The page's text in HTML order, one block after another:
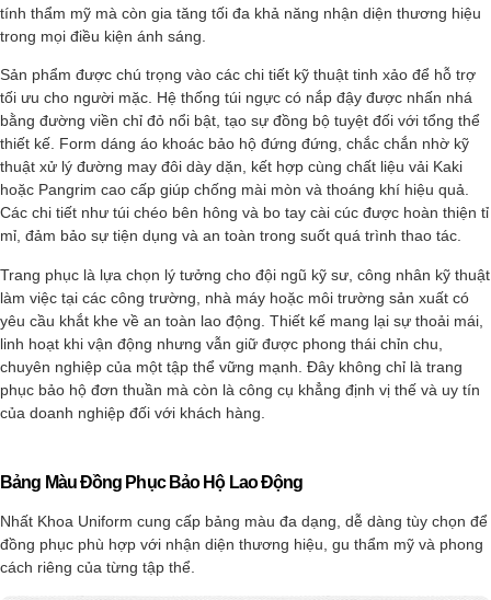
tính thẩm mỹ mà còn gia tăng tối đa khả năng nhận diện thương hiệu
trong mọi điều kiện ánh sáng.
Sản phẩm được chú trọng vào các chi tiết kỹ thuật tinh xảo để hỗ trợ
tối ưu cho người mặc. Hệ thống túi ngực có nắp đậy được nhấn nhá
bằng đường viền chỉ đỏ nổi bật, tạo sự đồng bộ tuyệt đối với tổng thể
thiết kế. Form dáng áo khoác bảo hộ đứng đứng, chắc chắn nhờ kỹ
thuật xử lý đường may đôi dày dặn, kết hợp cùng chất liệu vải Kaki
hoặc Pangrim cao cấp giúp chống mài mòn và thoáng khí hiệu quả.
Các chi tiết như túi chéo bên hông và bo tay cài cúc được hoàn thiện tỉ
mỉ, đảm bảo sự tiện dụng và an toàn trong suốt quá trình thao tác.
Trang phục là lựa chọn lý tưởng cho đội ngũ kỹ sư, công nhân kỹ thuật
làm việc tại các công trường, nhà máy hoặc môi trường sản xuất có
yêu cầu khắt khe về an toàn lao động. Thiết kế mang lại sự thoải mái,
linh hoạt khi vận động nhưng vẫn giữ được phong thái chỉn chu,
chuyên nghiệp của một tập thể vững mạnh. Đây không chỉ là trang
phục bảo hộ đơn thuần mà còn là công cụ khẳng định vị thế và uy tín
của doanh nghiệp đối với khách hàng.
Bảng Màu Đồng Phục Bảo Hộ Lao Động
Nhất Khoa Uniform cung cấp bảng màu đa dạng, dễ dàng tùy chọn để
đồng phục phù hợp với nhận diện thương hiệu, gu thẩm mỹ và phong
cách riêng của từng tập thể.